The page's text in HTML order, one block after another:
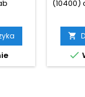
ze
Jest
o
(10400)
Basic.
w
w

